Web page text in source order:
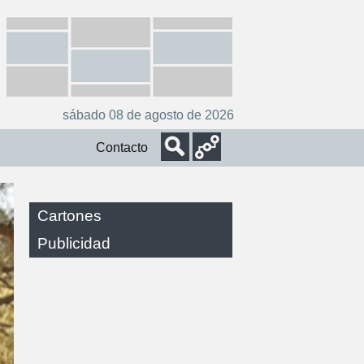
sábado 08 de agosto de 2026
Contacto
Cartones
Publicidad